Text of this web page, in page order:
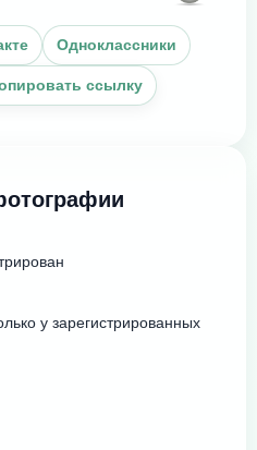
Одноклассники
ссылку
у зарегистрированных